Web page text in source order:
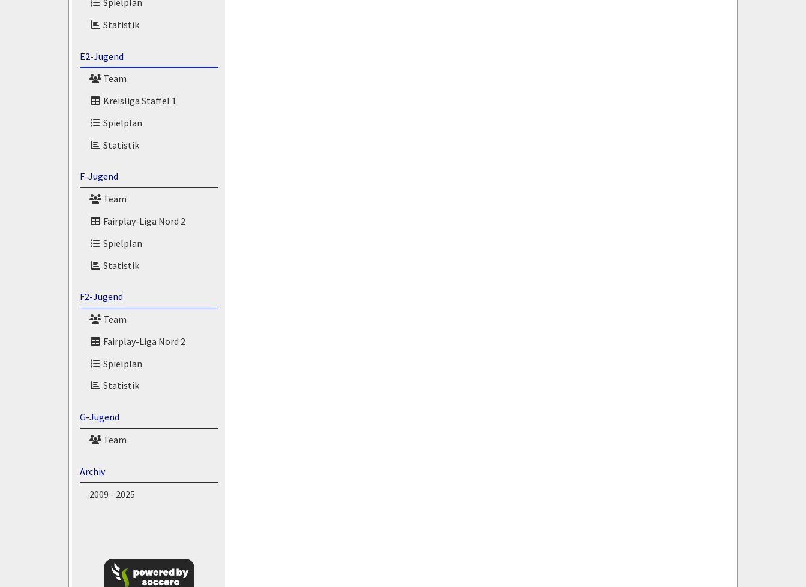
Statistik
E2-Jugend
Team
Kreisliga Staffel 1
Spielplan
Statistik
F-Jugend
Team
Fairplay-Liga Nord 2
Spielplan
Statistik
F2-Jugend
Team
Fairplay-Liga Nord 2
Spielplan
Statistik
G-Jugend
Team
Archiv
2009 - 2025